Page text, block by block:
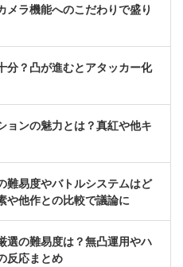
メラ機能へのこだわりで盛り
分？凸が進むとアタッカー化
ョンの魅力とは？真紅や他キ
難易度やバトルシステムはど
や他作との比較で議論に
選の難易度は？無凸運用やハ
反応まとめ